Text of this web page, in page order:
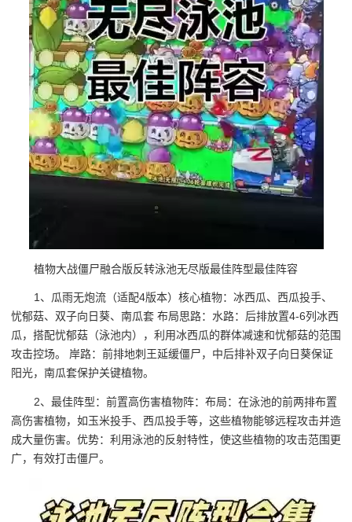
植物大战僵尸融合版反转泳池无尽版最佳阵型最佳阵容
1、瓜雨无炮流（适配4版本）核心植物：冰西瓜、西瓜投手、
忧郁菇、双子向日葵、南瓜套 布局思路：水路：后排放置4-6列冰西
瓜，搭配忧郁菇（泳池内），利用冰西瓜的群体减速和忧郁菇的范围
攻击控场。 岸路：前排地刺王延缓僵尸，中后排补双子向日葵保证
阳光，南瓜套保护关键植物。
2、最佳阵型：前置高伤害植物阵：布局：在泳池的前两排布置
高伤害植物，如玉米投手、西瓜投手等，这些植物能够远程攻击并造
成大量伤害。优势：利用泳池的反射特性，使这些植物的攻击范围更
广，有效打击僵尸。